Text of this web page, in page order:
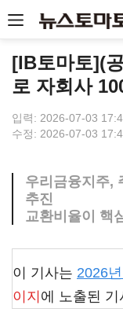
[IB토마토](
로 자회사
입력: 2026-07-03
수정: 2026-07-03
우리금융지주,
추진
교환비율이 핵
이 기사는 2026
이지 에 노출된 기